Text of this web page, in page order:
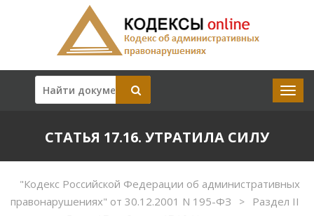
СТАТЬЯ 17.16. УТРАТИЛА СИЛУ
"Кодекс Российской Федерации об административных
правонарушениях" от 30.12.2001 N 195-ФЗ
> Раздел II